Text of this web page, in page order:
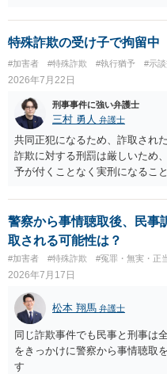
めします。
特殊詐欺の受け子で拘留中
#加害者 #特殊詐欺 #執行猶予 #示
2026年7月22日
刑事事件に強い弁護士
三村 勇人 弁護士
共同正犯になるため、詐取され
詐欺に対する刑罰は厳しいため
予が付くことなく実刑になるこ
す。 弁護士を介して共犯者数人
釈申請については、共犯なので
が、個別具体的な事情により異
わるため、刑事事件に精通して
いたします。
警察から事情聴取後、民事
取される可能性は？
#加害者 #特殊詐欺 #冤罪・無実・正
2026年7月17日
松本 翔馬 弁護士
同じ詐欺事件でも民事と刑事は
をきっかけに警察から事情聴取
す